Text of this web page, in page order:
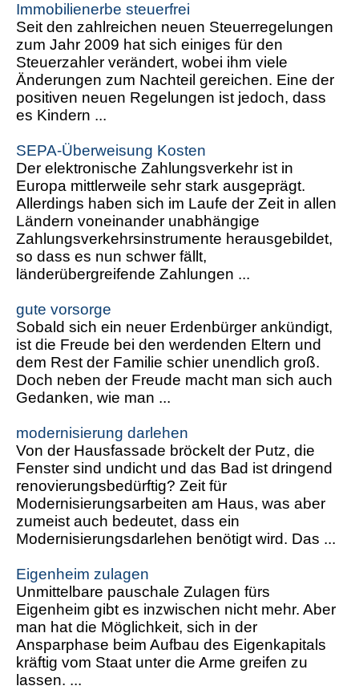
Immobilienerbe steuerfrei
Seit den zahlreichen neuen Steuerregelungen
zum Jahr 2009 hat sich einiges für den
Steuerzahler verändert, wobei ihm viele
Änderungen zum Nachteil gereichen. Eine der
positiven neuen Regelungen ist jedoch, dass
es Kindern ...
SEPA-Überweisung Kosten
Der elektronische Zahlungsverkehr ist in
Europa mittlerweile sehr stark ausgeprägt.
Allerdings haben sich im Laufe der Zeit in allen
Ländern voneinander unabhängige
Zahlungsverkehrsinstrumente herausgebildet,
so dass es nun schwer fällt,
länderübergreifende Zahlungen ...
gute vorsorge
Sobald sich ein neuer Erdenbürger ankündigt,
ist die Freude bei den werdenden Eltern und
dem Rest der Familie schier unendlich groß.
Doch neben der Freude macht man sich auch
Gedanken, wie man ...
modernisierung darlehen
Von der Hausfassade bröckelt der Putz, die
Fenster sind undicht und das Bad ist dringend
renovierungsbedürftig? Zeit für
Modernisierungsarbeiten am Haus, was aber
zumeist auch bedeutet, dass ein
Modernisierungsdarlehen benötigt wird. Das ...
Eigenheim zulagen
Unmittelbare pauschale Zulagen fürs
Eigenheim gibt es inzwischen nicht mehr. Aber
man hat die Möglichkeit, sich in der
Ansparphase beim Aufbau des Eigenkapitals
kräftig vom Staat unter die Arme greifen zu
lassen. ...